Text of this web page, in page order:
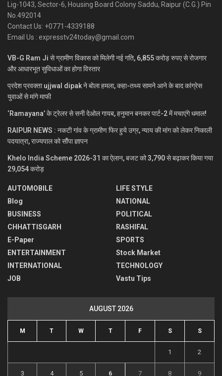
Lig-1043, Sector-6, Housing Board Colony Saddu, Raipur (C.G.) Pin
No.492014
Contact Us: +0771-4339188
Email Us : expresstv24today@gmail.com
VB-G Ram Ji से ग्रामीण विकास को मिलेगी नई गति, 6,855 करोड़ रुपए से रोजगार
और आधारभूत सुविधाओं का होगा विस्तार
प्रदेश प्रवक्ता ujjwal dipak ने बोला हमला, कहा-तथ्य सामने आने के बाद कांग्रेस
युवाओं से मांगे माफी
‘Ramayana’ के ट्रेलर से सनी देओल गायब, हनुमान बनकर पार्ट-2 में मचाएंगे धमाल!
RAIPUR NEWS : नकटी गांव के ग्रामीण फिर हुये उग्र, न्याय की मांग को लेकर निकाली
पदयात्रा, राज्यपाल को सौंपा ज्ञापन
Khelo India Scheme 2026-31 का ऐलान, बजट को 3,790 से बढ़ाकर किया गया
29,054 करोड़
AUTOMOBILE
Blog
BUSINESS
CHHATTISGARH
E-Paper
ENTERTAINMENT
INTERNATIONAL
JOB
LIFE STYLE
NATIONAL
POLITICAL
RASHIFAL
SPORTS
Stock Market
TECHNOLOGY
Vastu Tips
AUGUST 2026
M T W T F S S
1 2
3 4 5 6 7 8 9